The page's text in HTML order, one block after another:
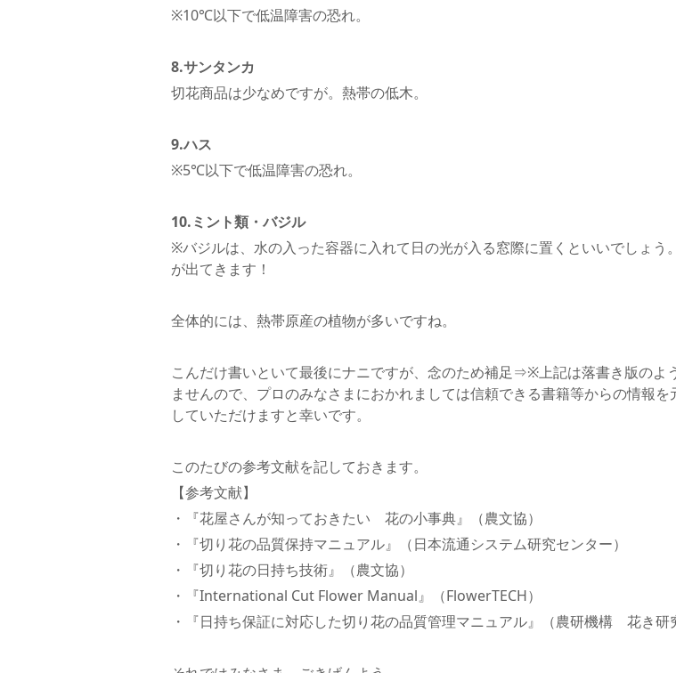
※10℃以下で低温障害の恐れ。
8.サンタンカ
切花商品は少なめですが。熱帯の低木。
9.ハス
※5℃以下で低温障害の恐れ。
10.ミント類・バジル
※バジルは、水の入った容器に入れて日の光が入る窓際に置くといいでしょう
が出てきます！
全体的には、熱帯原産の植物が多いですね。
こんだけ書いといて最後にナニですが、念のため補足⇒※上記は落書き版のよ
ませんので、プロのみなさまにおかれましては信頼できる書籍等からの情報を
していただけますと幸いです。
このたびの参考文献を記しておきます。
【参考文献】
・『花屋さんが知っておきたい 花の小事典』（農文協）
・『切り花の品質保持マニュアル』（日本流通システム研究センター）
・『切り花の日持ち技術』（農文協）
・『International Cut Flower Manual』（FlowerTECH）
・『日持ち保証に対応した切り花の品質管理マニュアル』（農研機構 花き研